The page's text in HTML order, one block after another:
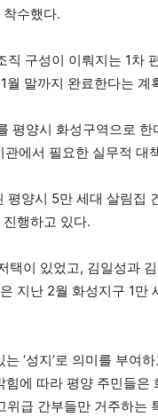
수했다.
구성이 이뤄지는 1차
월 말까지 완료한다는 계
평양시 화성구역으로
에서 필요한 실무적 대
양시 5만 세대 살림집
행하고 있다.
택이 있었고, 김일성과
지난 2월 화성지구 1만
‘성지’로 의미를 부여
에 따라 평양 주민들은
급 간부들만 거주하는